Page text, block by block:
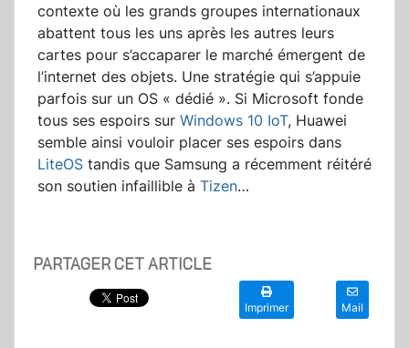
contexte où les grands groupes internationaux
abattent tous les uns après les autres leurs
cartes pour s’accaparer le marché émergent de
l’internet des objets. Une stratégie qui s’appuie
parfois sur un OS « dédié ». Si Microsoft fonde
tous ses espoirs sur Windows 10 IoT, Huawei
semble ainsi vouloir placer ses espoirs dans
LiteOS tandis que Samsung a récemment réitéré
son soutien infaillible à Tizen…
PARTAGER CET ARTICLE
Imprimer Mail